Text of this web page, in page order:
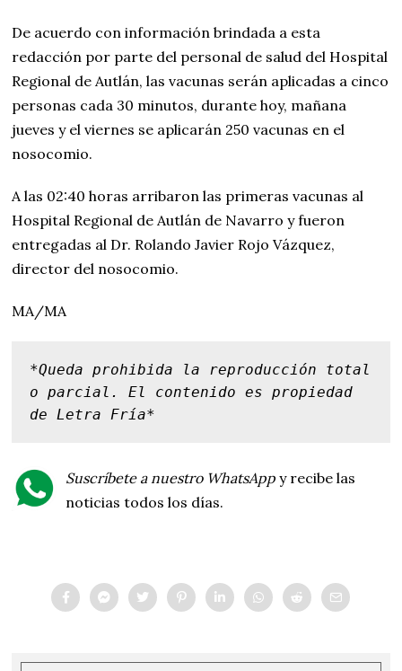
De acuerdo con información brindada a esta
redacción por parte del personal de salud del Hospital
Regional de Autlán, las vacunas serán aplicadas a cinco
personas cada 30 minutos, durante hoy, mañana
jueves y el viernes se aplicarán 250 vacunas en el
nosocomio.
A las 02:40 horas arribaron las primeras vacunas al
Hospital Regional de Autlán de Navarro y fueron
entregadas al Dr. Rolando Javier Rojo Vázquez,
director del nosocomio.
MA/MA
*Queda prohibida la reproducción total
o parcial. El contenido es propiedad
de Letra Fría*
Suscríbete a nuestro WhatsApp y recibe las
noticias todos los días.